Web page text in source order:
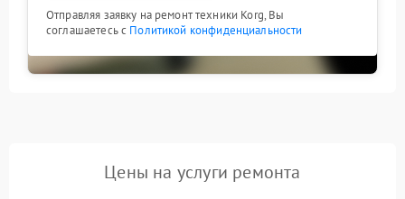
Отправляя заявку на ремонт техники Korg, Вы
соглашаетесь с Политикой конфиденциальности
Цены на услуги ремонта